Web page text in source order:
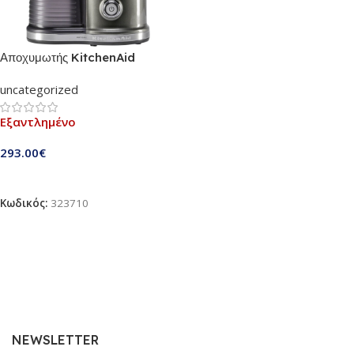
Αποχυμωτής KitchenAid
Extractor
uncategorized
Εξαντλημένο
293.00€
Κωδικός: 323710
NEWSLETTER